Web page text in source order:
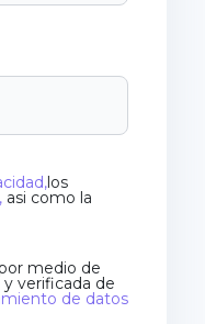
los
asi como la
medio de
verificada de
de datos